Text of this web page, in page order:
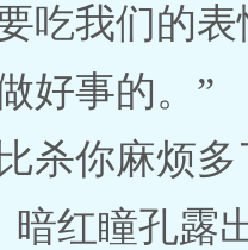
吃我们的表
好事的。”
杀你麻烦多
暗红瞳孔露